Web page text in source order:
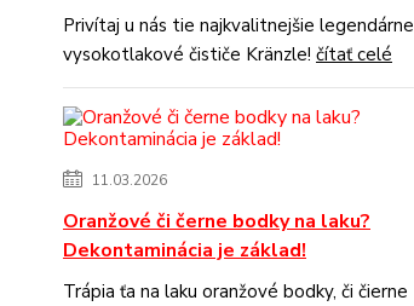
Privítaj u nás tie najkvalitnejšie legendárne
vysokotlakové čističe Kränzle! čítať celé
11.03.2026
Oranžové či černe bodky na laku?
Dekontaminácia je základ!
Trápia ťa na laku oranžové bodky, či čierne